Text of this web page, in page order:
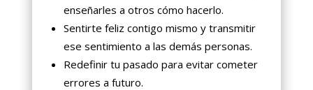
enseñarles a otros cómo hacerlo.
Sentirte feliz contigo mismo y transmitir
ese sentimiento a las demás personas.
Redefinir tu pasado para evitar cometer
errores a futuro.